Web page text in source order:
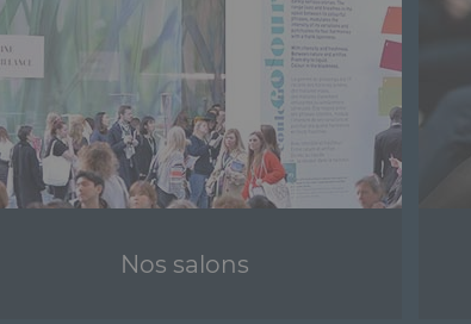
Nos salons